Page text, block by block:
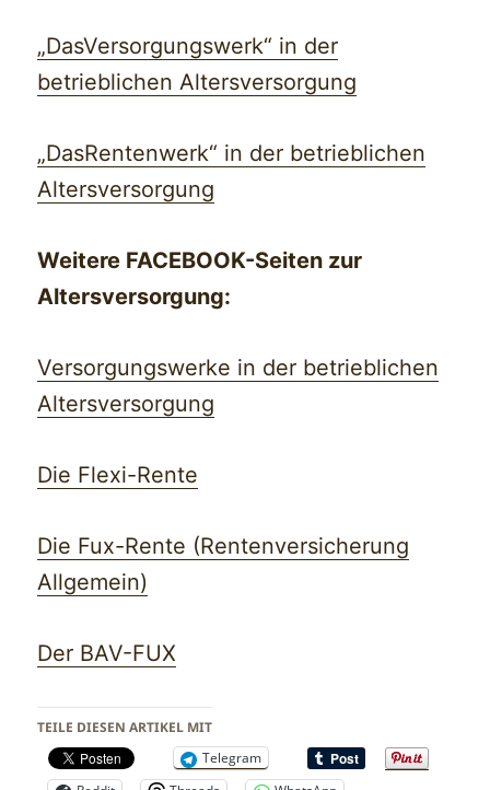
„DasVersorgungswerk“ in der
betrieblichen Altersversorgung
„DasRentenwerk“ in der betrieblichen
Altersversorgung
Weitere FACEBOOK-Seiten zur
Altersversorgung:
Versorgungswerke in der betrieblichen
Altersversorgung
Die Flexi-Rente
Die Fux-Rente (Rentenversicherung
Allgemein)
Der BAV-FUX
TEILE DIESEN ARTIKEL MIT
Telegram